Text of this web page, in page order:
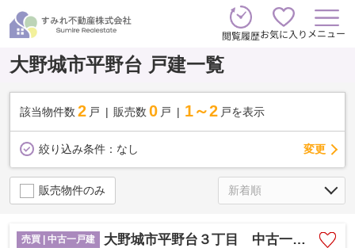
閲覧履歴お気に入り メニュー
大野城市平野台 戸建一覧
該当物件数 2 戸 販売数 0 戸 1～2 戸を表示
絞り込み条件： なし 変更
販売物件のみ
売買 | 中古一戸建 大野城市平野台３丁目 中古一戸建☆仲介手数料無料☆